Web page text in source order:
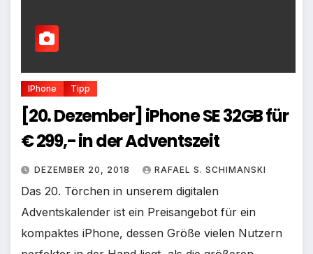
IPhone Tipp
[20. Dezember] iPhone SE 32GB für
€ 299,- in der Adventszeit
DEZEMBER 20, 2018 RAFAEL S. SCHIMANSKI
Das 20. Törchen in unserem digitalen
Adventskalender ist ein Preisangebot für ein
kompaktes iPhone, dessen Größe vielen Nutzern